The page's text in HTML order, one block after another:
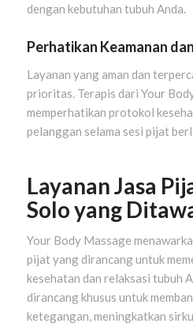
dengan kebutuhan tubuh Anda.
Perhatikan Keamanan
Layanan yang aman dan
prioritas. Terapis dari Your
memperhatikan protokol
pelanggan selama sesi pijat
Layanan Jasa
Solo yang
Your Body Massage
pijat yang dirancang untuk
kesehatan dan relaksasi tubuh
dirancang khusus untuk
ketegangan, meningkatkan